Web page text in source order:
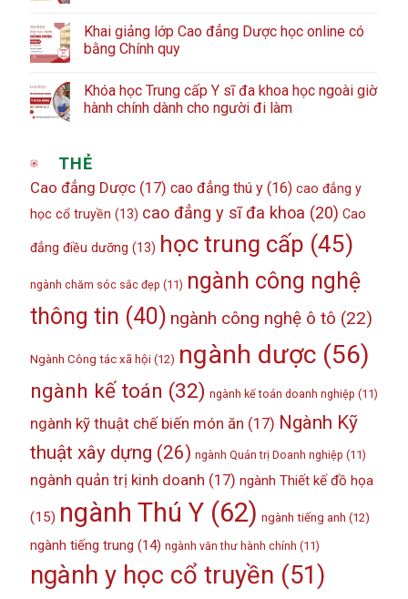
Khai giảng lớp Cao đẳng Dược học online có
bằng Chính quy
Khóa học Trung cấp Y sĩ đa khoa học ngoài giờ
hành chính dành cho người đi làm
THẺ
Cao đẳng Dược(17) cao đẳng thú y(16) cao đẳng y
học cổ truyền (13) cao đẳng y sĩ đa khoa (20) Cao
đẳng điều dưỡng (13) học trung cấp (45)
ngành chăm sóc sắc đẹp (11) ngành công nghệ
thông tin (40) ngành công nghệ ô tô (22)
Ngành Công tác xã hội(12) ngành dược(56)
ngành kế toán (32) ngành kế toán doanh nghiệp (11)
ngành kỹ thuật chế biến món ăn (17) Ngành Kỹ
thuật xây dựng (26) ngành Quản trị Doanh nghiệp (11)
ngành quản trị kinh doanh (17) ngành Thiết kế đồ họa
(15) ngành Thú Y(62) ngành tiếng anh (12)
ngành tiếng trung (14) ngành văn thư hành chính (11)
ngành y học cổ truyền (51)